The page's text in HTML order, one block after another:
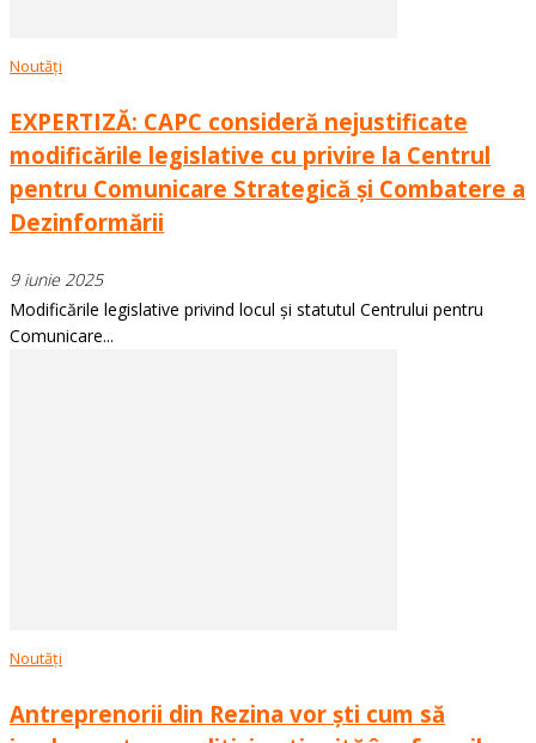
Noutăți
EXPERTIZĂ: CAPC consideră nejustificate
modificările legislative cu privire la Centrul
pentru Comunicare Strategică și Combatere a
Dezinformării
9 iunie 2025
Modificările legislative privind locul și statutul Centrului pentru
Comunicare...
Noutăți
Antreprenorii din Rezina vor ști cum să